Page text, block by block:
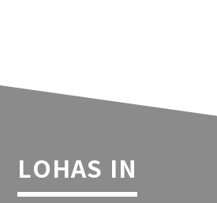
LOHAS IN